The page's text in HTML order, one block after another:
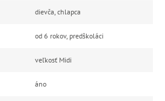
dievča, chlapca
od 6 rokov, predškoláci
veľkosť Midi
áno